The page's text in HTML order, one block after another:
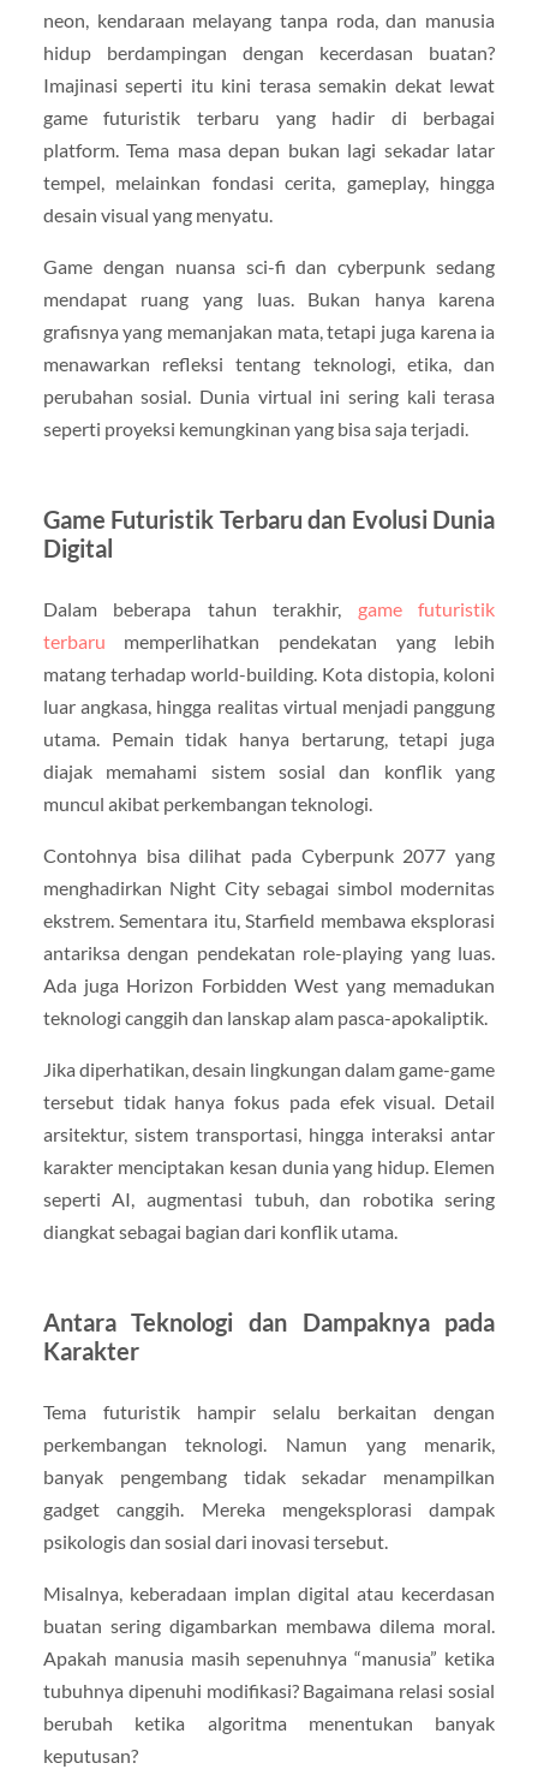
neon, kendaraan melayang tanpa roda, dan manusia
hidup berdampingan dengan kecerdasan buatan?
Imajinasi seperti itu kini terasa semakin dekat lewat
game futuristik terbaru yang hadir di berbagai
platform. Tema masa depan bukan lagi sekadar latar
tempel, melainkan fondasi cerita, gameplay, hingga
desain visual yang menyatu.
Game dengan nuansa sci-fi dan cyberpunk sedang
mendapat ruang yang luas. Bukan hanya karena
grafisnya yang memanjakan mata, tetapi juga karena ia
menawarkan refleksi tentang teknologi, etika, dan
perubahan sosial. Dunia virtual ini sering kali terasa
seperti proyeksi kemungkinan yang bisa saja terjadi.
Game Futuristik Terbaru dan Evolusi Dunia
Digital
Dalam beberapa tahun terakhir, game futuristik
terbaru memperlihatkan pendekatan yang lebih
matang terhadap world-building. Kota distopia, koloni
luar angkasa, hingga realitas virtual menjadi panggung
utama. Pemain tidak hanya bertarung, tetapi juga
diajak memahami sistem sosial dan konflik yang
muncul akibat perkembangan teknologi.
Contohnya bisa dilihat pada Cyberpunk 2077 yang
menghadirkan Night City sebagai simbol modernitas
ekstrem. Sementara itu,Starfield membawa eksplorasi
antariksa dengan pendekatan role-playing yang luas.
Ada juga Horizon Forbidden Westyang memadukan
teknologi canggih dan lanskap alam pasca-apokaliptik.
Jika diperhatikan, desain lingkungan dalam game-game
tersebut tidak hanya fokus pada efek visual. Detail
arsitektur, sistem transportasi, hingga interaksi antar
karakter menciptakan kesan dunia yang hidup. Elemen
seperti AI, augmentasi tubuh, dan robotika sering
diangkat sebagai bagian dari konflik utama.
Antara Teknologi dan Dampaknya pada
Karakter
Tema futuristik hampir selalu berkaitan dengan
perkembangan teknologi. Namun yang menarik,
banyak pengembang tidak sekadar menampilkan
gadget canggih. Mereka mengeksplorasi dampak
psikologis dan sosial dari inovasi tersebut.
Misalnya, keberadaan implan digital atau kecerdasan
buatan sering digambarkan membawa dilema moral.
Apakah manusia masih sepenuhnya “manusia” ketika
tubuhnya dipenuhi modifikasi? Bagaimana relasi sosial
berubah ketika algoritma menentukan banyak
keputusan?